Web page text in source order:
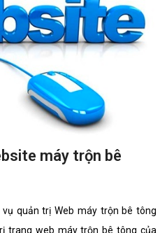
máy trộn bê
quản trị Web máy trộn bê tông
trang web máy trộn bê tông của